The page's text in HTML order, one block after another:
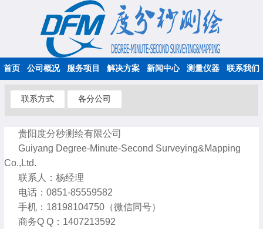
首页 公司概况 服务项目 解决方案 新闻中心 测量仪器 联系我们
联系方式 各分公司
贵阳度分秒测绘有限公司
Guiyang Degree-Minute-Second Surveying&Mapping
Co.,Ltd.
联系人：杨经理
电话：0851-85559582
手机：18198104750（微信同号）
商务Q Q：1407213592